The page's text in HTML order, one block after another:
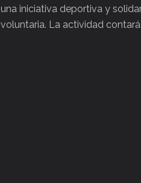
una iniciativa deportiva y
voluntaria. La actividad